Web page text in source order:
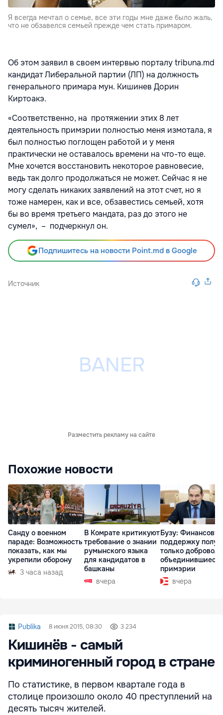
Я всегда мечтал о семье, все эти годы мне даже было жаль,
что не обзавелся семьей прежде чем стать примаром.
Об этом заявил в своем интервью порталу tribuna.md
кандидат Либеральной партии (ЛП) на должность
генерального примара мун. Кишинев Дорин
Киртоакэ.
«Соответственно, на протяжении этих 8 лет
деятельность примэрии полностью меня измотала, я
был полностью поглощен работой и у меня
практически не оставалось времени на что-то еще.
Мне хочется восстановить некоторое равновесие,
ведь так долго продолжаться не может. Сейчас я не
могу сделать никаких заявлений на этот счет, но я
тоже намерен, как и все, обзавестись семьей, хотя
бы во время третьего мандата, раз до этого не
сумел», – подчеркнул он.
Подпишитесь на новости Point.md в Google
Источник
Разместить рекламу на сайте
Похожие новости
Санду о военном
параде: Возможность
показать, как мы
укрепили оборону
3 часа назад
В Комрате критикуют
требование о знании
румынского языка
для кандидатов в
башканы
вчера
Бузу:
поддержку
только
объединившиеся
примэрии
вчера
Publika 8 июня 2015, 08:30 3 234
Кишинёв - самый
криминогенный город в стране
По статистике, в первом квартале года в
столице произошло около 40 преступлений на
десять тысяч жителей.